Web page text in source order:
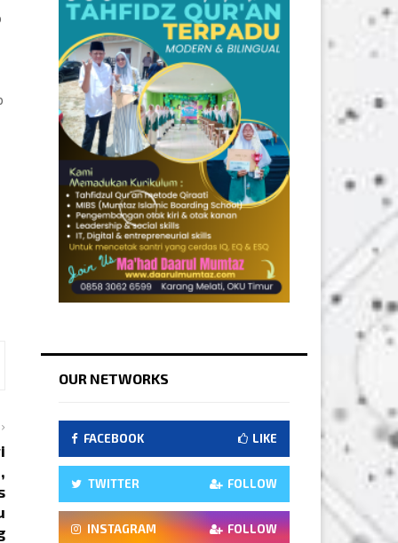
OUR NETWORKS
FACEBOOK LIKE
TWITTER FOLLOW
INSTAGRAM FOLLOW